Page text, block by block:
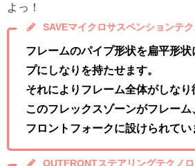
よっ！
SAVEマイクロサスペンションテ
フレームのパイプ形状を扁平形状
プにしなりを持たせます。
それによりフレーム全体がしなり
このフレックスゾーンがフレー
フロントフォークに設けられてい
OUTFRONTステアリングテクノ